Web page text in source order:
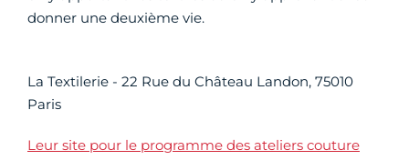
donner une deuxième vie.
La Textilerie - 22 Rue du Château Landon, 75010
Paris
Leur site pour le programme des ateliers couture